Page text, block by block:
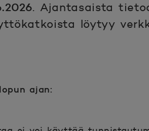
. Ajantasaista
löytyy
ajan: